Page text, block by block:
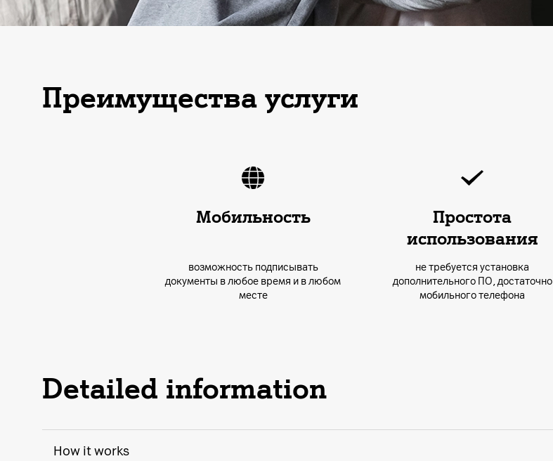
Преимущества услуги
Мобильность
возможность подписывать
документы в любое время и в любом
месте
Простота
использования
не требуется установка
дополнительного ПО, достаточно
мобильного телефона
Detailed information
How it works